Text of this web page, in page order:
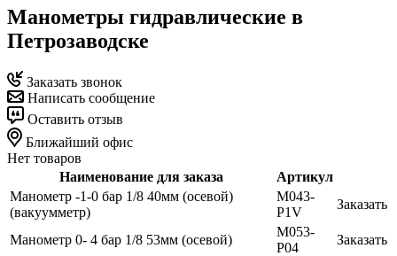
Манометры гидравлические в
Петрозаводске
Заказать звонок
Написать сообщение
Оставить отзыв
Ближайший офис
Нет товаров
Наименование для заказа
Артикул
Манометр -1-0 бар 1/8 40мм (осевой)
(вакуумметр)
M043-
P1V
Заказать
Манометр 0- 4 бар 1/8 53мм (осевой)
M053-
P04
Заказать